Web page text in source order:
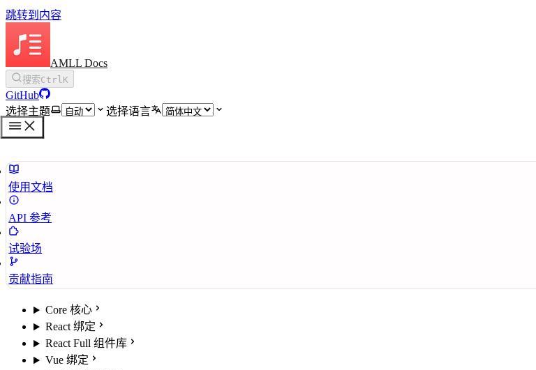
跳转到内容
AMLL Docs
搜索CtrlK
GitHub
选择主题
选择语言
使用文档
API 参考
试验场
贡献指南
Core 核心
React 绑定
React Full 组件库
Vue 绑定